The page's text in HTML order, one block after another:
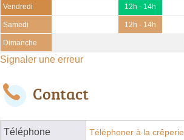
Vendredi 12h - 14h
Samedi 12h - 14h
Dimanche
Signaler une erreur
Contact
Téléphone Téléphoner à la crêperie